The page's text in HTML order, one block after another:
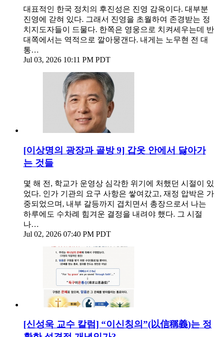
대표적인 한국 정치의 후진성은 진영 감옥이다. 대부분
진영에 갇혀 있다. 그래서 진영을 초월하여 존경받는 정
치지도자들이 드물다. 한쪽은 영웅으로 치켜세우는데 반
대쪽에서는 역적으로 깔아뭉갠다. 내게는 노무현 전 대
통…
Jul 03, 2026 10:11 PM PDT
[이상명의 광장과 골방 9] 갑옷 안에서 닳아가
는 것들
몇 해 전, 학교가 운영상 심각한 위기에 처했던 시절이 있
었다. 인가 기관의 요구 사항은 쌓여갔고, 재정 압박은 가
중되었으며, 내부 갈등까지 겹치면서 총장으로서 나는
하루에도 수차례 힘겨운 결정을 내려야 했다. 그 시절
나…
Jul 02, 2026 07:40 PM PDT
[신성욱 교수 칼럼] “이신칭의”(以信稱義)는 정